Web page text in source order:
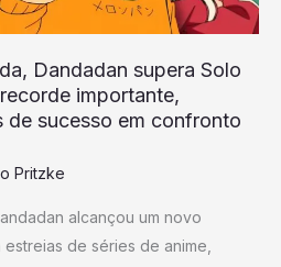
Dandadan supera Solo
importante,
de sucesso em confronto
Pritzke
alcançou um novo
de séries de anime,